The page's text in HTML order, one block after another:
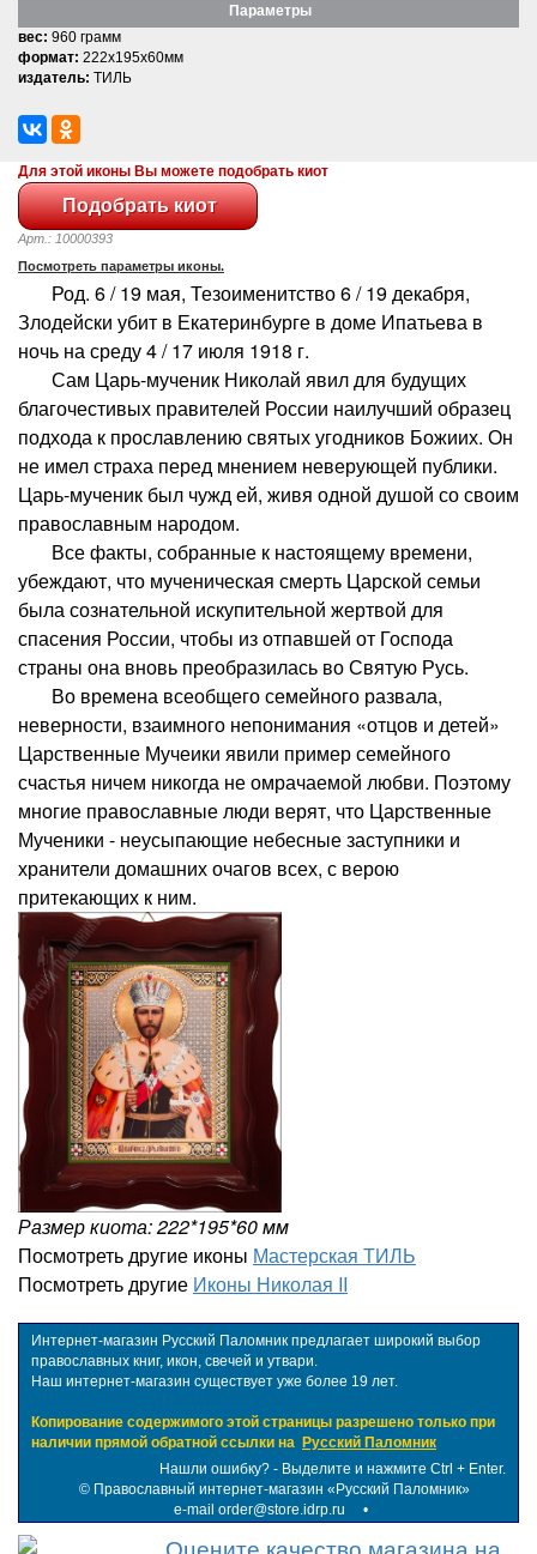
Параметры
вес: 960 грамм
формат: 222x195x60мм
издатель: ТИЛЬ
Для этой иконы Вы можете подобрать киот
Арт.: 10000393
Посмотреть параметры иконы.
Род. 6 / 19 мая, Тезоименитство 6 / 19 декабря,
Злодейски убит в Екатеринбурге в доме Ипатьева в
ночь на среду 4 / 17 июля 1918 г.
Сам Царь-мученик Николай явил для будущих
благочестивых правителей России наилучший образец
подхода к прославлению святых угодников Божиих. Он
не имел страха перед мнением неверующей публики.
Царь-мученик был чужд ей, живя одной душой со своим
православным народом.
Все факты, собранные к настоящему времени,
убеждают, что мученическая смерть Царской семьи
была сознательной искупительной жертвой для
спасения России, чтобы из отпавшей от Господа
страны она вновь преобразилась во Святую Русь.
Во времена всеобщего семейного развала,
неверности, взаимного непонимания «отцов и детей»
Царственные Мучеики явили пример семейного
счастья ничем никогда не омрачаемой любви. Поэтому
многие православные люди верят, что Царственные
Мученики - неусыпающие небесные заступники и
хранители домашних очагов всех, с верою
притекающих к ним.
Размер киота: 222*195*60 мм
Посмотреть другие иконы Мастерская ТИЛЬ
Посмотреть другие Иконы Николая II
Интернет-магазин Русский Паломник предлагает широкий выбор
православных книг, икон, свечей и утвари.
Наш интернет-магазин существует уже более 19 лет.
Копирование содержимого этой страницы разрешено только при
наличии прямой обратной ссылки на Русский Паломник
Нашли ошибку? - Выделите и нажмите Ctrl + Enter.
© Православный интернет-магазин «Русский Паломник»
e-mail order@store.idrp.ru •